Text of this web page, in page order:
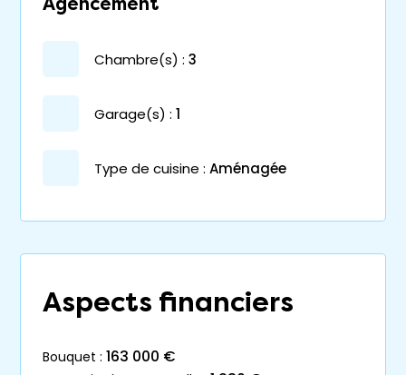
chambre(s) : 3
garage(s) : 1
Type de cuisine : Aménagée
Aspects financiers
bouquet : 163 000 €